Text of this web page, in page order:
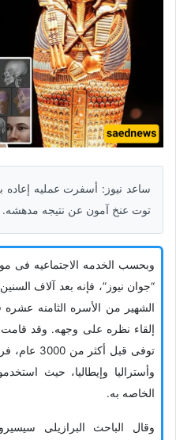
ساعد نیوز: أسفرت عملیه إعاده
توت عنخ آمون عن نتیجه مدهشه.
وبحسب الخدمه الاجتماعیه فی
“جوان نیوز”، فإنه بعد آلاف
الشهیر من الأسره الثامنه
إلقاء نظره على وجهه. وقد قامت
توفی قبل
وأسترالیا وإیطالیا، حیث
الخاصه به.
وقال الباحث البرازیلی